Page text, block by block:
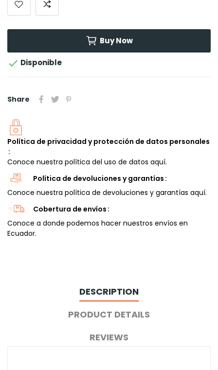
Buy Now
 Disponible
Share
Política de privacidad y protección de datos personales
Conoce nuestra política del uso de datos aquí.
Política de devoluciones y garantías
Conoce nuestra política de devoluciones y garantías aquí.
Cobertura de envíos
Conoce a donde podemos hacer nuestros envíos en
Ecuador.
DESCRIPTION
PRODUCT DETAILS
REVIEWS